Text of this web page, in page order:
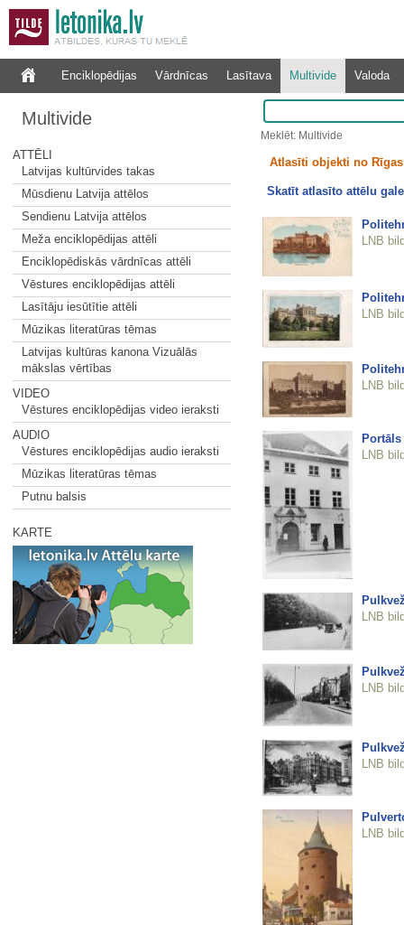
Enciklopēdijas Vārdnīcas Lasītava Multivide Valoda
Multivide
ATTĒLI
Latvijas kultūrvides takas
Mūsdienu Latvija attēlos
Sendienu Latvija attēlos
Meža enciklopēdijas attēli
Enciklopēdiskās vārdnīcas attēli
Vēstures enciklopēdijas attēli
Lasītāju iesūtītie attēli
Mūzikas literatūras tēmas
Latvijas kultūras kanona Vizuālās
mākslas vērtības
VIDEO
Vēstures enciklopēdijas video ieraksti
AUDIO
Vēstures enciklopēdijas audio ieraksti
Mūzikas literatūras tēmas
Putnu balsis
KARTE
Meklēt: Multivide
Atlasīti objekti no
Skatīt atlasīto attēlu
LNB
LNB
LNB
Portāls
LNB
LNB
LNB
LNB
LNB